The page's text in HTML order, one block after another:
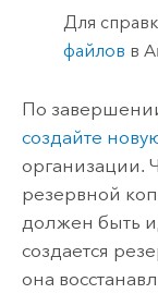
Для
файлов в
По
создайте
организации.
резервной
должен быть
создается
она